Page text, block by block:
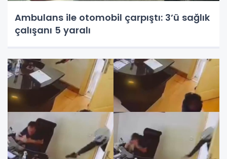
Ambulans ile otomobil çarpıştı: 3’ü sağlık
çalışanı 5 yaralı